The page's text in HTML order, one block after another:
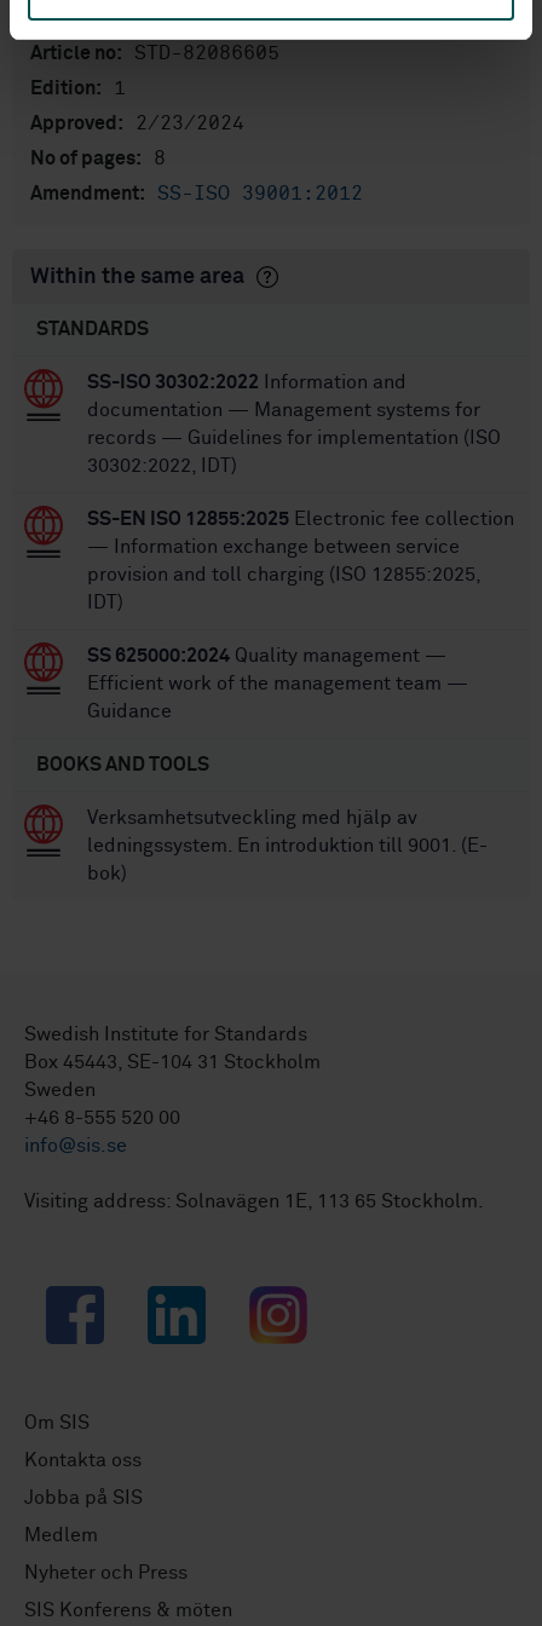
International title:
Article no:
STD-82086605
Edition: 1
Approved: 2/23/2024
No of pages: 8
Amendment: SS-ISO 39001:2012
Within the same area
STANDARDS
SS-ISO 30302:2022 Information and
documentation — Management systems for
records — Guidelines for implementation (ISO
30302:2022, IDT)
SS-EN ISO 12855:2025 Electronic fee collection
— Information exchange between service
provision and toll charging (ISO 12855:2025,
IDT)
SS 625000:2024 Quality management —
Efficient work of the management team —
Guidance
BOOKS AND TOOLS
Verksamhetsutveckling med hjälp av
ledningssystem. En introduktion till 9001. (E-
bok)
Swedish Institute for Standards
Box 45443, SE-104 31 Stockholm
Sweden
+46 8-555 520 00
info@sis.se
Visiting address: Solnavägen 1E, 113 65 Stockholm.
Facebook LinkedIn Instagram
Om SIS
Kontakta oss
Jobba på SIS
Medlem
Nyheter och Press
SIS Konferens & möten